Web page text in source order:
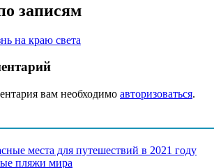
записям
на краю света
вам необходимо авторизоваться.
места для путешествий в 2021 году
пляжи мира